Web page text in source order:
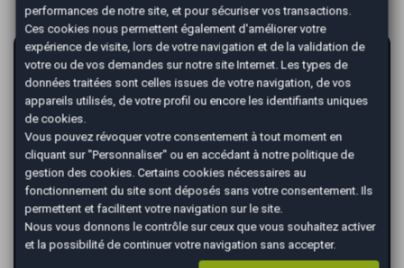
AutoEasy vous garantit la vente de votre
voiture au meilleur prix !
Renseignez le kilométrage de votre véhicule*
performances de notre site, et pour sécuriser vos transactions.
Ces cookies nous permettent également d'améliorer votre
expérience de visite, lors de votre navigation et de la validation de
votre ou de vos demandes sur notre site Internet. Les types de
données traitées sont celles issues de votre navigation, de vos
appareils utilisés, de votre profil ou encore les identifiants uniques
de cookies.
Vous pouvez révoquer votre consentement à tout moment en
cliquant sur "Personnaliser" ou en accédant à notre politique de
gestion des cookies. Certains cookies nécessaires au
fonctionnement du site sont déposés sans votre consentement. Ils
permettent et facilitent votre navigation sur le site.
Nous vous donnons le contrôle sur ceux que vous souhaitez activer
et la possibilité de continuer votre navigation sans accepter.